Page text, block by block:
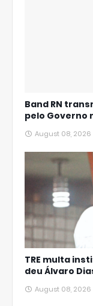
Band RN
pelo Governo
August 08, 2026
TRE multa
deu Álvaro
August 08, 2026